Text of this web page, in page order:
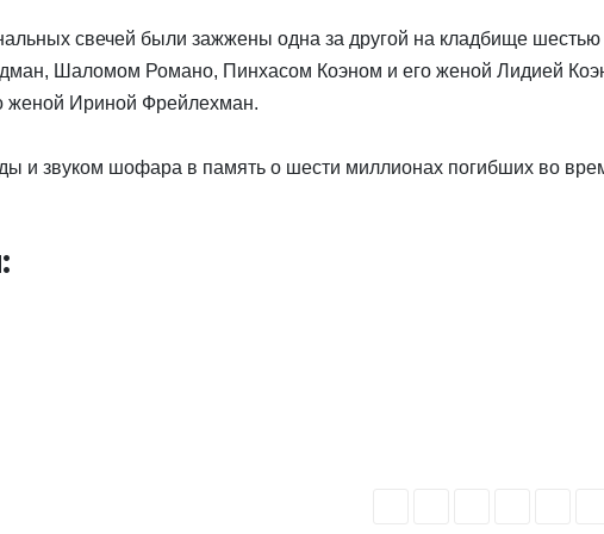
свечей были зажжены одна за другой на кладбище шестью
Шаломом Романо, Пинхасом Коэном и его женой Лидией
женой Ириной Фрейлехман.
и звуком шофара в память о шести миллионах погибших во